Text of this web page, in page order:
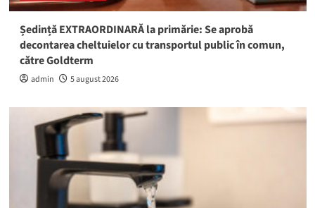
Ședință EXTRAORDINARĂ la primărie: Se aprobă
decontarea cheltuielor cu transportul public în comun,
către Goldterm
admin 5 august 2026